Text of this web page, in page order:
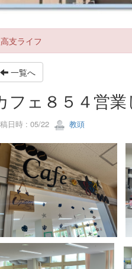
支ライフ
一覧へ
フェ８５４営業
日時 : 05/22 教頭